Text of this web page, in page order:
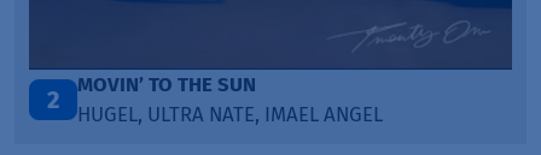
2
MOVIN’ TO THE SUN
HUGEL, ULTRA NATE, IMAEL ANGEL